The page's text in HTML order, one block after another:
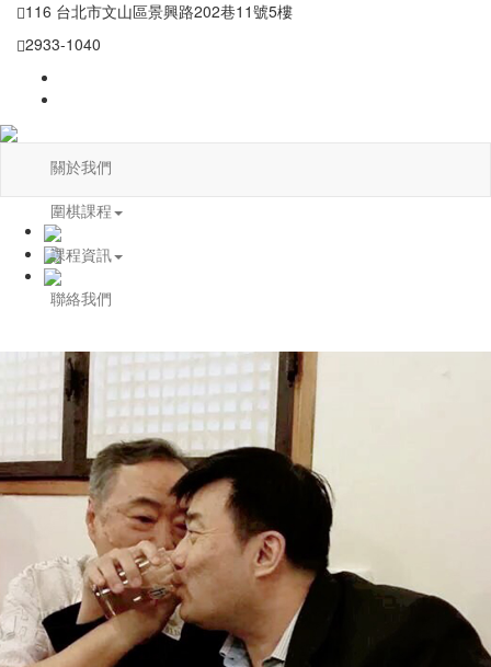
116 台北市文山區景興路202巷11號5樓
2933-1040
關於我們
圍棋課程
課程資訊
聯絡我們